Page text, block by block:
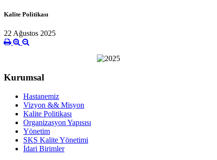
Kalite Politikası
22 Ağustos 2025
Kurumsal
Hastanemiz
Vizyon && Misyon
Kalite Politikası
Organizasyon Yapısısı
Yönetim
SKS Kalite Yönetimi
İdari Birimler